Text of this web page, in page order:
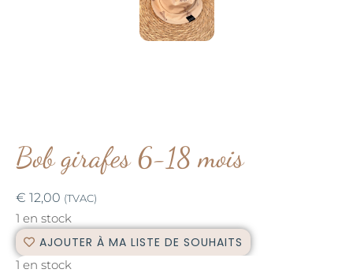
Bob girafes 6-18 mois
€ 12,00 (TVAC)
1 en stock
AJOUTER À MA LISTE DE SOUHAITS
1 en stock